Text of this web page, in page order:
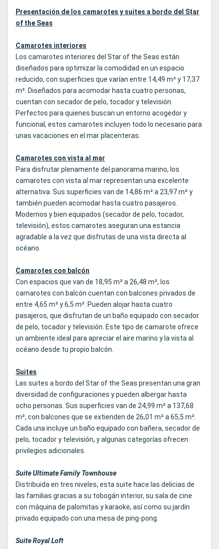
Presentación de los camarotes y suites a bordo del Star
of the Seas
Camarotes interiores
Los camarotes interiores del Star of the Seas están
diseñados para optimizar la comodidad en un espacio
reducido, con superficies que varían entre 14,49 m² y 17,37
m². Diseñados para acomodar hasta cuatro personas,
cuentan con secador de pelo, tocador y televisión.
Perfectos para quienes buscan un entorno acogedor y
funcional, estos camarotes incluyen todo lo necesario para
unas vacaciones en el mar placenteras.
Camarotes con vista al mar
Para disfrutar plenamente del panorama marino, los
camarotes con vista al mar representan una excelente
alternativa. Sus superficies van de 14,86 m² a 23,97 m² y
también pueden acomodar hasta cuatro pasajeros.
Modernos y bien equipados (secador de pelo, tocador,
televisión), estos camarotes aseguran una estancia
agradable a la vez que disfrutas de una vista directa al
océano.
Camarotes con balcón
Con espacios que van de 18,95 m² a 26,48 m², los
camarotes con balcón cuentan con balcones privados de
entre 4,65 m² y 6,5 m². Pueden alojar hasta cuatro
pasajeros, que disfrutan de un baño equipado con secador
de pelo, tocador y televisión. Este tipo de camarote ofrece
un ambiente ideal para apreciar el aire marino y la vista al
océano desde tu propio balcón.
Suites
Las suites a bordo del Star of the Seas presentan una gran
diversidad de configuraciones y pueden albergar hasta
ocho personas. Sus superficies van de 24,99 m² a 137,68
m², con balcones que se extienden de 26,01 m² a 65,5 m².
Cada una incluye un baño equipado con bañera, secador de
pelo, tocador y televisión, y algunas categorías ofrecen
privilegios adicionales.
Suite Ultimate Family Townhouse
Distribuida en tres niveles, esta suite hace las delicias de
las familias gracias a su tobogán interior, su sala de cine
con máquina de palomitas y karaoke, así como su jardín
privado equipado con una mesa de ping-pong.
Suite Royal Loft